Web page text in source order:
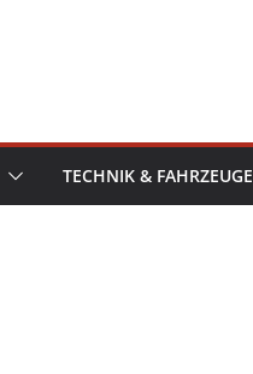
TECHNIK & FAHRZEUGE